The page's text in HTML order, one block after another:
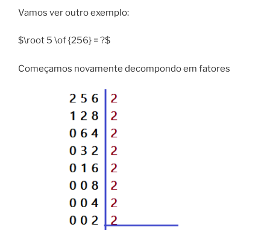
Vamos ver outro exemplo:
$\root 5 \of {256} = ?$
Começamos novamente decompondo em fatores